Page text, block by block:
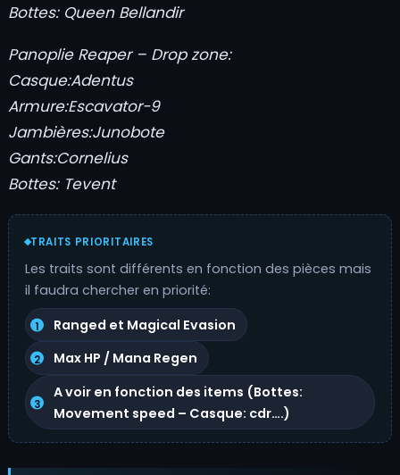
Bottes: Queen Bellandir
Panoplie Reaper – Drop zone:
Casque:Adentus
Armure:Escavator-9
Jambières:Junobote
Gants:Cornelius
Bottes:Tevent
TRAITS PRIORITAIRES
Les traits sont différents en fonction des pièces mais
il faudra chercher en priorité:
Ranged et Magical Evasion
Max HP / Mana Regen
A voir en fonction des items (Bottes:
Movement speed – Casque: cdr….)